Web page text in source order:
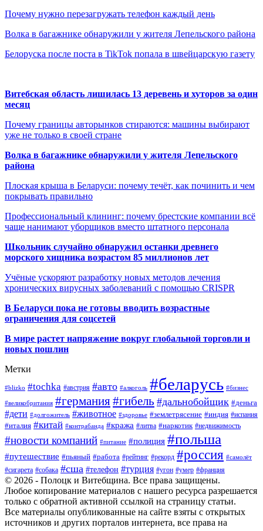
Почему нужно перезагружать телефон каждый день
Волка в багажнике обнаружили у жителя Лепельского района
Белоруска после поста в TikTok попала в швейцарскую газету
Витебская область лишилась 13 деревень и хуторов за один
месяц
Почему границы авторынков стираются: машины выбирают
уже не только в своей стране
Волка в багажнике обнаружили у жителя Лепельского
района
Плоская крыша в Беларуси: почему течёт, как починить и чем
покрывать правильно
Профессиональный клининг: почему брестские компании всё
чаще нанимают уборщиков вместо штатного персонала
Школьник случайно обнаружил останки древнего
морского хищника возрастом 85 миллионов лет
Учёные ускоряют разработку новых методов лечения
хронических вирусных заболеваний с помощью CRISPR
В Беларуси пока не готовы вводить возрастные
ограничения для соцсетей
В мире растет напряжение вокруг глобальной торговли и
новых пошлин
Метки
#blizko #tochka #австрия #авто #алкоголь #беларусь #бизнес
#великобритания #германия#гибель #дальнобойщик #деньга
#дети #долгожитель #животное #здоровье #землетрясение #индия #испания
#италия #китай #контрабанда #кража #литва #наркотик #недвижимость
#новости компаний #питание #полиция #польша
#путешествие #пьяный #работа #рейтинг #рекорд #россия #самолёт
#сигарета #собака #сша #телефон #турция #угон #умер #франция
© 2026 - Полоцк и Витебщина. Все права защищены.
Любое копирование материалов с нашего ресурса разрешается
только с обратной активной ссылкой на страницу статьи.
Все материалы опубликованные на сайте взяты с открытых
источников и других порталов интернета, все права на